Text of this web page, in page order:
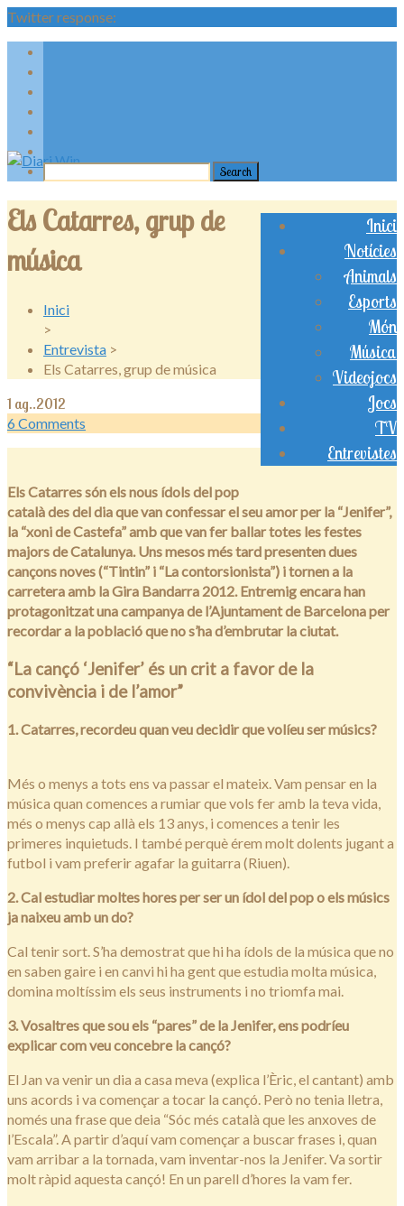
Twitter response:
Inici
Notícies
Animals
Esports
Món
Música
Videojocs
Jocs
TV
Entrevistes
Els Catarres, grup de
música
Inici
>
Entrevista >
Els Catarres, grup de música
1 ag..2012
6Comments
Els Catarres són els nous ídols del pop
català des del dia que van confessar el seu amor per la “Jenifer”,
la “xoni de Castefa” amb que van fer ballar totes les festes
majors de Catalunya. Uns mesos més tard presenten dues
cançons noves (“Tintin” i “La contorsionista”) i tornen a la
carretera amb la Gira Bandarra 2012. Entremig encara han
protagonitzat una campanya de l’Ajuntament de Barcelona per
recordar a la població que no s’ha d’embrutar la ciutat.
“La cançó ‘Jenifer’ és un crit a favor de la
convivència i de l’amor”
1. Catarres, recordeu quan veu decidir que volíeu ser músics?
Més o menys a tots ens va passar el mateix. Vam pensar en la
música quan comences a rumiar que vols fer amb la teva vida,
més o menys cap allà els 13 anys, i comences a tenir les
primeres inquietuds. I també perquè érem molt dolents jugant a
futbol i vam preferir agafar la guitarra (Riuen).
2. Cal estudiar moltes hores per ser un ídol del pop o els músics
ja naixeu amb un do?
Cal tenir sort. S’ha demostrat que hi ha ídols de la música que no
en saben gaire i en canvi hi ha gent que estudia molta música,
domina moltíssim els seus instruments i no triomfa mai.
3. Vosaltres que sou els “pares” de la Jenifer, ens podríeu
explicar com veu concebre la cançó?
El Jan va venir un dia a casa meva (explica l’Èric, el cantant) amb
uns acords i va començar a tocar la cançó. Però no tenia lletra,
només una frase que deia “Sóc més català que les anxoves de
l’Escala”. A partir d’aquí vam començar a buscar frases i, quan
vam arribar a la tornada, vam inventar-nos la Jenifer. Va sortir
molt ràpid aquesta cançó! En un parell d’hores la vam fer.